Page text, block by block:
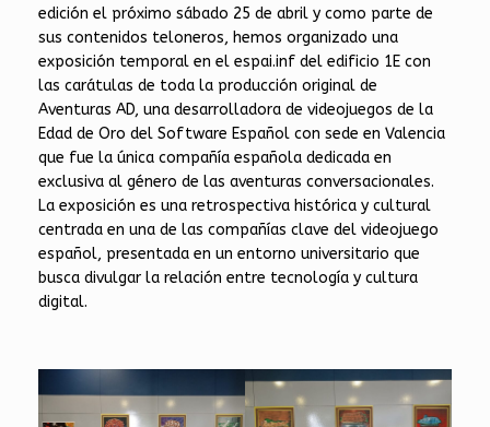
edición el próximo sábado 25 de abril y como parte de
sus contenidos teloneros, hemos organizado una
exposición temporal en el espai.inf del edificio 1E con
las carátulas de toda la producción original de
Aventuras AD, una desarrolladora de videojuegos de la
Edad de Oro del Software Español con sede en Valencia
que fue la única compañía española dedicada en
exclusiva al género de las aventuras conversacionales.
La exposición es una retrospectiva histórica y cultural
centrada en una de las compañías clave del videojuego
español, presentada en un entorno universitario que
busca divulgar la relación entre tecnología y cultura
digital.